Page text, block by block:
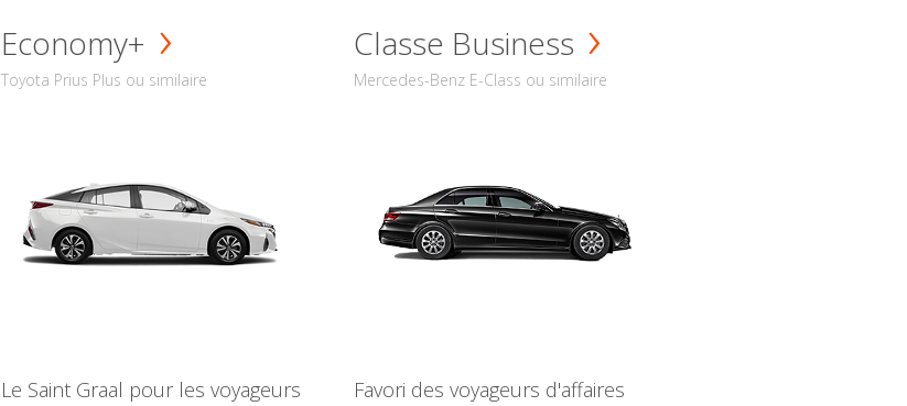
Economy+
Toyota Prius Plus ou similaire
Le Saint Graal pour les voyageurs
Classe Business
Mercedes-Benz E-Class ou similaire
Favori des voyageurs d'affaires